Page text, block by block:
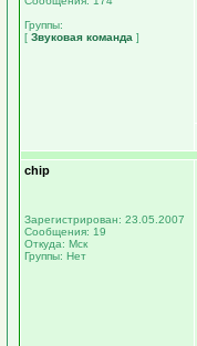
Группы:
[ Звуковая команда ]
chip
Зарегистрирован: 23.05.2007
Сообщения: 19
Откуда: Мск
Группы: Нет